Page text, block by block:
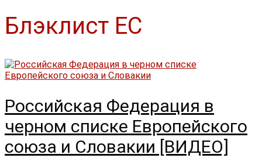
Блэклист ЕС
Российская Федерация в
черном списке Европейского
союза и Словакии [ВИДЕО]